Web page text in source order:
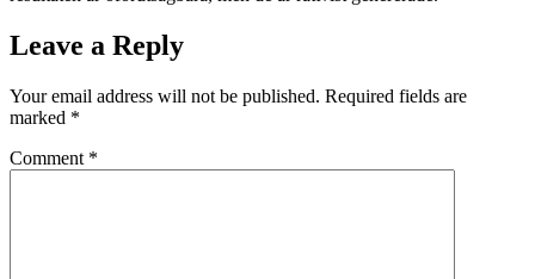
Leave a Reply
Your email address will not be published. Required fields are
marked *
Comment *